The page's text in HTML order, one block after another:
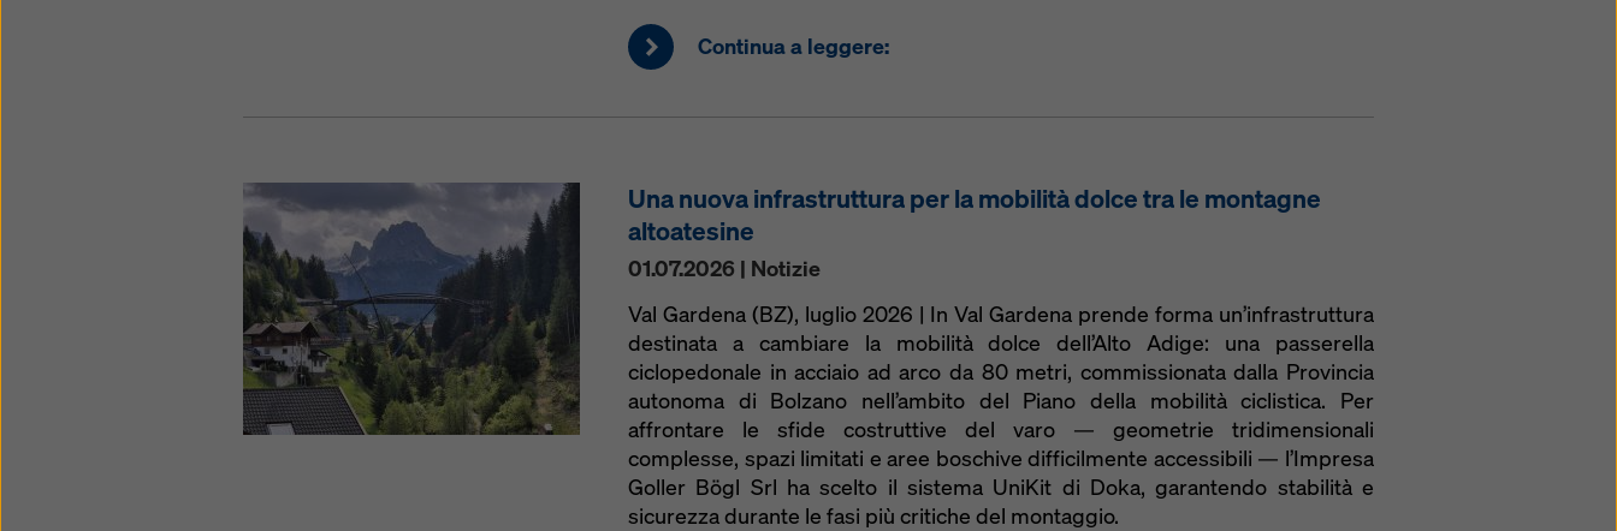
Continua a leggere:
Una nuova infrastruttura per la mobilità dolce tra le montagne
altoatesine
01.07.2026 | Notizie
Val Gardena (BZ), luglio 2026 | In Val Gardena prende forma un’infrastruttura
destinata a cambiare la mobilità dolce dell’Alto Adige: una passerella
ciclopedonale in acciaio ad arco da 80 metri, commissionata dalla Provincia
autonoma di Bolzano nell’ambito del Piano della mobilità ciclistica. Per
affrontare le sfide costruttive del varo — geometrie tridimensionali
complesse, spazi limitati e aree boschive difficilmente accessibili — l’Impresa
Goller Bögl Srl ha scelto il sistema UniKit di Doka, garantendo stabilità e
sicurezza durante le fasi più critiche del montaggio.